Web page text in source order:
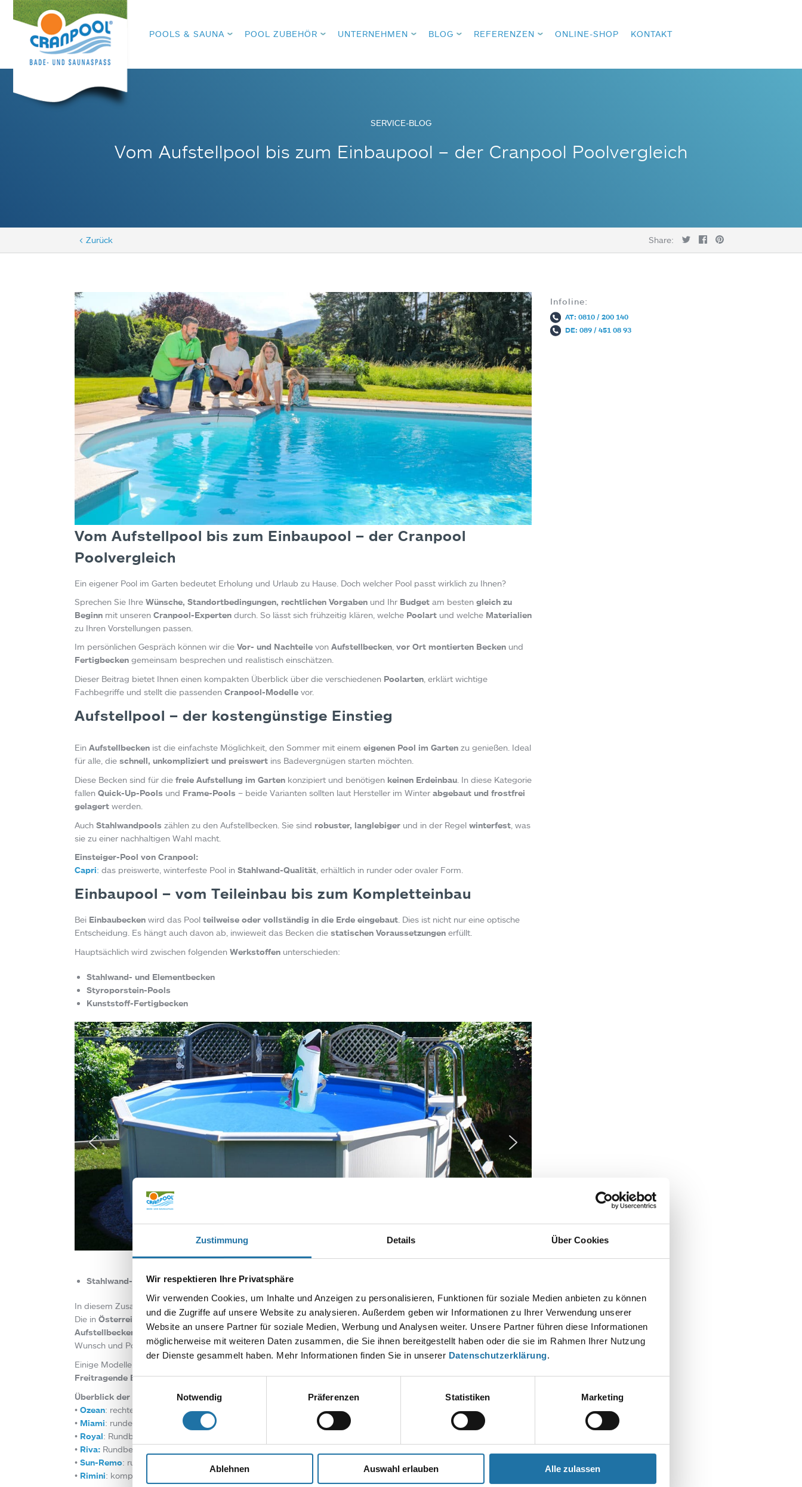
Zustimmung Details Über Cookies
Wir respektieren Ihre Privatsphäre
Wir verwenden Cookies, um Inhalte und Anzeigen zu personalisieren, Funktionen für soziale Medien anbieten zu können
und die Zugriffe auf unsere Website zu analysieren. Außerdem geben wir Informationen zu Ihrer Verwendung unserer
Website an unsere Partner für soziale Medien, Werbung und Analysen weiter. Unsere Partner führen diese Informationen
möglicherweise mit weiteren Daten zusammen, die Sie ihnen bereitgestellt haben oder die sie im Rahmen Ihrer Nutzung
der Dienste gesammelt haben. Mehr Informationen finden Sie in unserer Datenschutzerklärung.
Einwilligungsauswahl
Notwendig
Präferenzen Statistiken Marketing
Ablehnen Auswahl erlauben Alle zulassen
POOLS & SAUNA POOL ZUBEHÖR UNTERNEHMEN BLOG REFERENZEN ONLINE-SHOP KONTAKT
SERVICE-BLOG
Vom Aufstellpool bis zum Einbaupool – der Cranpool Poolvergleich
< Zurück Share:
Vom Aufstellpool bis zum Einbaupool – der Cranpool
Poolvergleich
Ein eigener Pool im Garten bedeutet Erholung und Urlaub zu Hause. Doch welcher Pool passt wirklich zu Ihnen?
Sprechen Sie Ihre Wünsche, Standortbedingungen, rechtlichen Vorgabenund Ihr Budgetam besten gleich zu
Beginnmit unseren Cranpool-Expertendurch. So lässt sich frühzeitig klären, welche Poolartund welche Materialien
zu Ihren Vorstellungen passen.
Im persönlichen Gespräch können wir die Vor- und Nachteilevon Aufstellbecken, vor Ort montierten Beckenund
Fertigbeckengemeinsam besprechen und realistisch einschätzen.
Dieser Beitrag bietet Ihnen einen kompakten Überblick über die verschiedenen Poolarten, erklärt wichtige
Fachbegriffe und stellt die passenden Cranpool-Modellevor.
Aufstellpool – der kostengünstige Einstieg
Ein Aufstellbecken ist die einfachste Möglichkeit, den Sommer mit einem eigenen Pool im Gartenzu genießen. Ideal
für alle, die schnell, unkompliziert und preiswertins Badevergnügen starten möchten.
Diese Becken sind für die freie Aufstellung im Gartenkonzipiert und benötigen keinen Erdeinbau. In diese Kategorie
fallen Quick-Up-Pools und Frame-Pools – beide Varianten sollten laut Hersteller im Winter abgebaut und frostfrei
gelagertwerden.
Auch Stahlwandpools zählen zu den Aufstellbecken. Sie sind robuster, langlebigerund in der Regel winterfest, was
sie zu einer nachhaltigen Wahl macht.
Einsteiger-Pool von Cranpool:
Capri: das preiswerte, winterfeste Pool in Stahlwand-Qualität, erhältlich in runder oder ovaler Form.
Einbaupool – vom Teileinbau bis zum Kompletteinbau
Bei Einbaubeckenwird das Pool teilweise oder vollständig in die Erde eingebaut. Dies ist nicht nur eine optische
Entscheidung. Es hängt auch davon ab, inwieweit das Becken die statischen Voraussetzungenerfüllt.
Hauptsächlich wird zwischen folgenden Werkstoffenunterschieden:
Stahlwand- und Elementbecken
Styroporstein-Pools
Kunststoff-Fertigbecken
Stahlwand- und Elementbecken – vor Ort montierte Pools
In diesem Zusammenhang wird häufig auch der Begriff „Montagebecken“
verwendet.
Die in Österreich produzierten Stahlwand- und Stahlelement-Pools von Cranpoolvereinen dieVorteile von
Aufstellbecken und klassischen Einbaubecken. Sie sindstabil, langlebig und vielseitig einsetzbar – je nach
Wunsch und Pooltiefeaufstellbar, teilversenkbar oder komplett einbaubar.
Einige Modelle sind
Freitragende Beckenkommen ohne seitliche Betonstützen oder Betonfüllung aus.
Überblick der Cranpool-Modelle „Made in Austria“:
• Ozean: rechteckiges Becken, freitragend, vollversenkbar, barrierefrei
• Miami: rundes oder ovales Einbaubecken, freitragend, vollversenkbar, barrierefrei
• Royal: Rundbecken oder Ovalbecken, freitragend, vollversenkbar
• Riva:Rundbecken oder Ovalbecken, freitragend, vollversenkbar
• Sun-Remo: rund oder oval, freitragend, teilversenkbar
• Rimini: kompaktes Rundbecken, freitragend, teilversenkbar
Infoline:
AT: 0810 / 200 140
DE: 089 / 451 08 93